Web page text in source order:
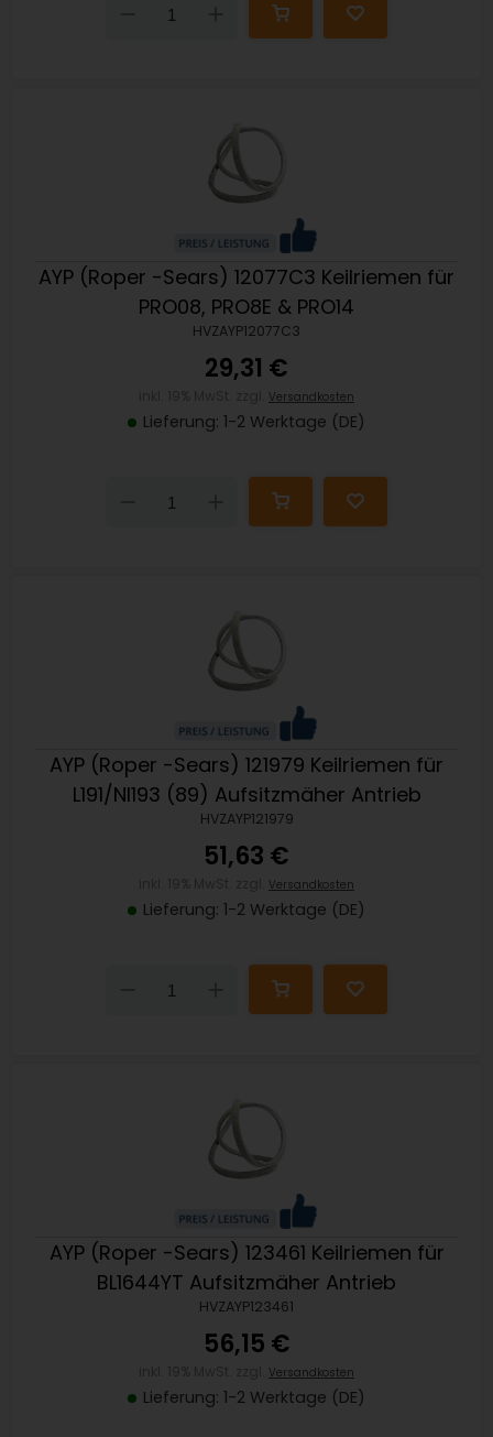
Down
AYP (Roper -Sears) 12077C3 Keilriemen für
PRO08, PRO8E & PRO14
HVZAYP12077C3
29,31 €
Versandkosten
Lieferung: 1-2 Werktage (DE)
Down
AYP (Roper -Sears) 121979 Keilriemen für
L191/Nl193 (89) Aufsitzmäher Antrieb
HVZAYP121979
51,63 €
Versandkosten
Lieferung: 1-2 Werktage (DE)
Down
AYP (Roper -Sears) 123461 Keilriemen für
BL1644YT Aufsitzmäher Antrieb
HVZAYP123461
56,15 €
Versandkosten
Lieferung: 1-2 Werktage (DE)